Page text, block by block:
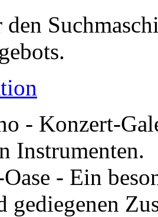
- Konzert-
Instrumenten.
- Ein
gediegenen